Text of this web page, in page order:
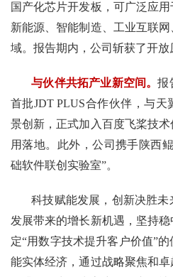
国产化芯片开发板，可广泛应用
新能源、智能制造、工业互联
域。报告期内，公司斩获了开放
与伙伴共拓产业新空间。报
首批JDT PLUS合作伙伴，与
景创新，正式加入百度飞桨技
用落地。此外，公司携手陕西
础软件联创实验室”。
科技赋能发展，创新决胜
发展带来的增长新机遇，坚持
定“用数字技术提升客户价值”
能实体经济，通过战略聚焦和